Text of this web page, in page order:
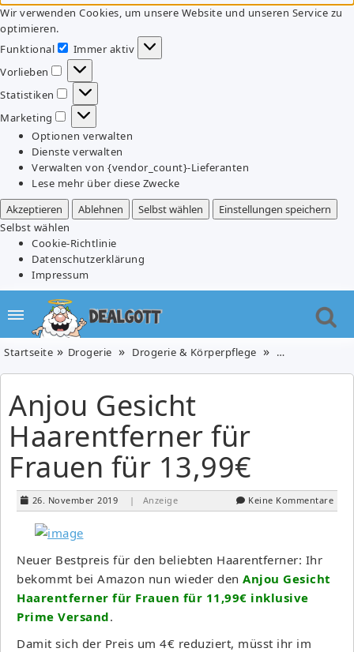
Wir verwenden Cookies, um unsere Website und unseren Service zu
optimieren.
Funktional
Funktional
Immer aktiv
Vorlieben
Vorlieben
Statistiken
Statistiken
Marketing
Marketing
Optionen verwalten
Dienste verwalten
Verwalten von {vendor_count}-Lieferanten
Lese mehr über diese Zwecke
Akzeptieren
Ablehnen Selbst wählen
Einstellungen speichern
Selbst wählen
Cookie-Richtlinie
Datenschutzerklärung
Impressum
Startseite Drogerie Drogerie & Körperpflege Parfümerie &
Anjou Gesicht
Haarentferner für
Frauen für 13,99€
26. November 2019 | Anzeige Keine Kommentare
Neuer Bestpreis für den beliebten Haarentferner: Ihr
bekommt bei Amazon nun wieder den Anjou Gesicht
Haarentferner für Frauen für 11,99€ inklusive
Prime Versand.
Damit sich der Preis um 4€ reduziert, müsst ihr im